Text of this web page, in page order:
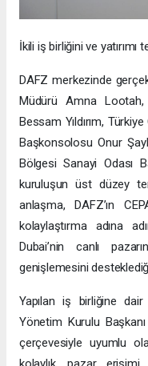
İkili iş birliğini ve yatırımı
DAFZ merkezinde
Müdürü Amna
Bessam Yıldırım,
Başkonsolosu Onur
Bölgesi Sanayi Odası
kuruluşun üst düzey
anlaşma, DAFZ’ın
kolaylaştırma adına
Dubai’nin canlı
genişlemesini
Yapılan iş birliğine
Yönetim Kurulu
çerçevesiyle uyumlu